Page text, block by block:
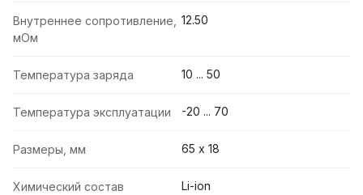
Внутреннее сопротивление,
мОм
12.50
Температура заряда 10 ... 50
Температура эксплуатации -20 ... 70
Размеры, мм 65 х 18
Химический состав Li-ion